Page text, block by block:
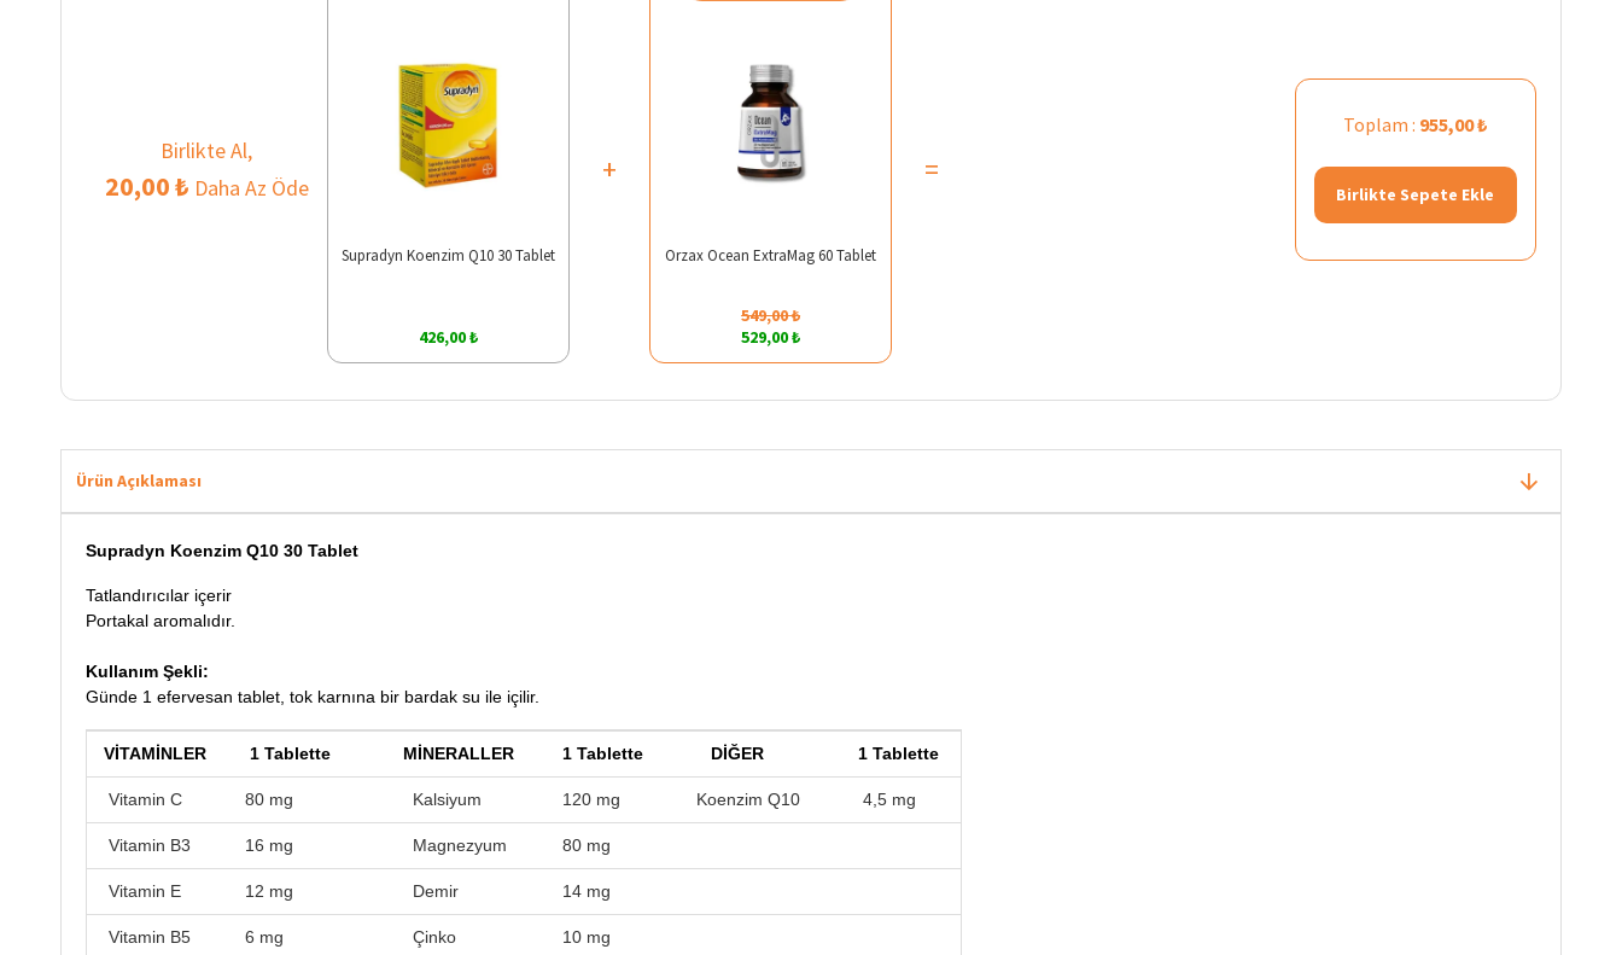
Birlikte Al,
20,00 ₺ Daha Az Öde
Supradyn Koenzim Q10 30 Tablet
426,00 ₺
+
Orzax Ocean ExtraMag 60 Tablet
549,00 ₺
529,00 ₺
=
Toplam : 955,00 ₺
Birlikte Sepete Ekle
Ürün Açıklaması
Supradyn Koenzim Q10 30 Tablet
Tatlandırıcılar içerir
Portakal aromalıdır.
Kullanım Şekli:
Günde 1 efervesan tablet, tok karnına bir bardak su ile içilir.
VİTAMİNLER 1 Tablette MİNERALLER 1 Tablette DİĞER 1 Tablette
Vitamin C 80 mg Kalsiyum 120 mg Koenzim Q10 4,5 mg
Vitamin B3 16 mg Magnezyum 80 mg
Vitamin E 12 mg Demir 14 mg
Vitamin B5 6 mg Çinko 10 mg